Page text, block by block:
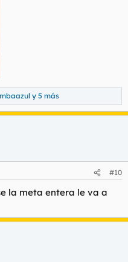
y 5 más
#10
la meta entera le va a